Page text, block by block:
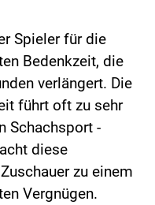
Spieler für die
Bedenkzeit, die
verlängert. Die
führt oft zu sehr
Schachsport -
diese
zu einem
Vergnügen.